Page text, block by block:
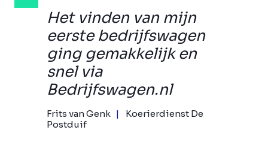
Het vinden van mijn
eerste bedrijfswagen
ging gemakkelijk en
snel via
Bedrijfswagen.nl
Frits van Genk
Koerierdienst De
Postduif